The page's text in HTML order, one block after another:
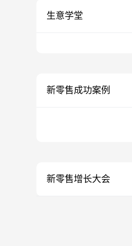
生意学堂
新零售成功案例
新零售增长大会